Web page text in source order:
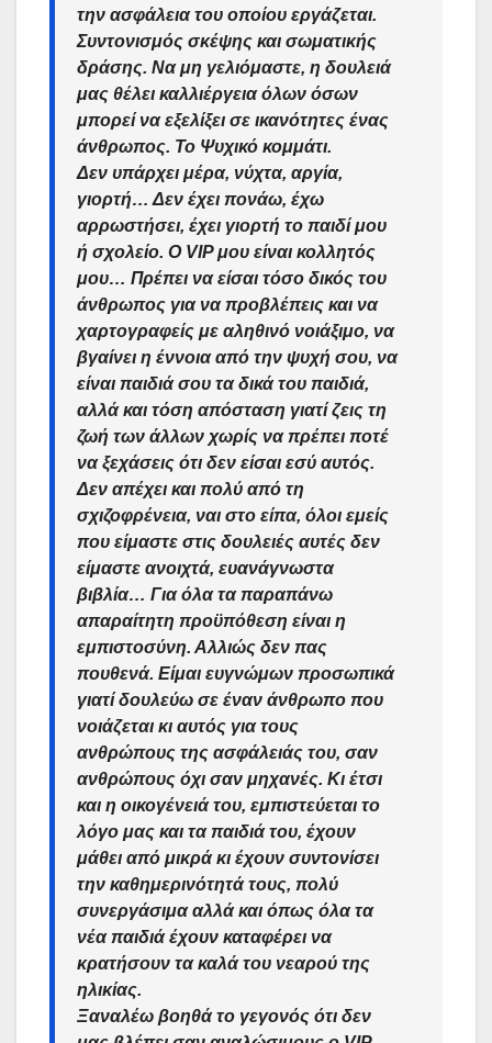
την ασφάλεια του οποίου εργάζεται.
Συντονισμός σκέψης και σωματικής
δράσης. Να μη γελιόμαστε, η δουλειά
μας θέλει καλλιέργεια όλων όσων
μπορεί να εξελίξει σε ικανότητες ένας
άνθρωπος. Το Ψυχικό κομμάτι.
Δεν υπάρχει μέρα, νύχτα, αργία,
γιορτή… Δεν έχει πονάω, έχω
αρρωστήσει, έχει γιορτή το παιδί μου
ή σχολείο. Ο VIP μου είναι κολλητός
μου… Πρέπει να είσαι τόσο δικός του
άνθρωπος για να προβλέπεις και να
χαρτογραφείς με αληθινό νοιάξιμο, να
βγαίνει η έννοια από την ψυχή σου, να
είναι παιδιά σου τα δικά του παιδιά,
αλλά και τόση απόσταση γιατί ζεις τη
ζωή των άλλων χωρίς να πρέπει ποτέ
να ξεχάσεις ότι δεν είσαι εσύ αυτός.
Δεν απέχει και πολύ από τη
σχιζοφρένεια, ναι στο είπα, όλοι εμείς
που είμαστε στις δουλειές αυτές δεν
είμαστε ανοιχτά, ευανάγνωστα
βιβλία… Για όλα τα παραπάνω
απαραίτητη προϋπόθεση είναι η
εμπιστοσύνη. Αλλιώς δεν πας
πουθενά. Είμαι ευγνώμων προσωπικά
γιατί δουλεύω σε έναν άνθρωπο που
νοιάζεται κι αυτός για τους
ανθρώπους της ασφάλειάς του, σαν
ανθρώπους όχι σαν μηχανές. Κι έτσι
και η οικογένειά του, εμπιστεύεται το
λόγο μας και τα παιδιά του, έχουν
μάθει από μικρά κι έχουν συντονίσει
την καθημερινότητά τους, πολύ
συνεργάσιμα αλλά και όπως όλα τα
νέα παιδιά έχουν καταφέρει να
κρατήσουν τα καλά του νεαρού της
ηλικίας.
Ξαναλέω βοηθά το γεγονός ότι δεν